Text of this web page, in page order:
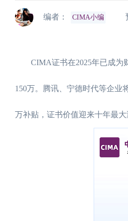
编者： CIMA小编
CIMA证书在2025年已成为财
150万。腾讯、宁德时代等企业
万补贴，证书价值迎来十年最大